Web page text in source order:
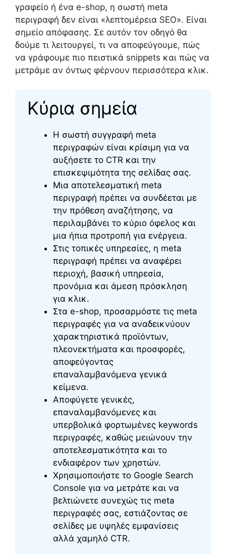
γραφείο ή ένα e-shop, η σωστή meta
περιγραφή δεν είναι «λεπτομέρεια SEO». Είναι
σημείο απόφασης. Σε αυτόν τον οδηγό θα
δούμε τι λειτουργεί, τι να αποφεύγουμε, πώς
να γράφουμε πιο πειστικά snippets και πώς να
μετράμε αν όντως φέρνουν περισσότερα κλικ.
Κύρια σημεία
Η σωστή συγγραφή meta
περιγραφών είναι κρίσιμη για να
αυξήσετε το CTR και την
επισκεψιμότητα της σελίδας σας.
Μια αποτελεσματική meta
περιγραφή πρέπει να συνδέεται με
την πρόθεση αναζήτησης, να
περιλαμβάνει το κύριο όφελος και
μια ήπια προτροπή για ενέργεια.
Στις τοπικές υπηρεσίες, η meta
περιγραφή πρέπει να αναφέρει
περιοχή, βασική υπηρεσία,
προνόμια και άμεση πρόσκληση
για κλικ.
Στα e-shop, προσαρμόστε τις meta
περιγραφές για να αναδεικνύουν
χαρακτηριστικά προϊόντων,
πλεονεκτήματα και προσφορές,
αποφεύγοντας
επαναλαμβανόμενα γενικά
κείμενα.
Αποφύγετε γενικές,
επαναλαμβανόμενες και
υπερβολικά φορτωμένες keywords
περιγραφές, καθώς μειώνουν την
αποτελεσματικότητα και το
ενδιαφέρον των χρηστών.
Χρησιμοποιήστε το Google Search
Console για να μετράτε και να
βελτιώνετε συνεχώς τις meta
περιγραφές σας, εστιάζοντας σε
σελίδες με υψηλές εμφανίσεις
αλλά χαμηλό CTR.